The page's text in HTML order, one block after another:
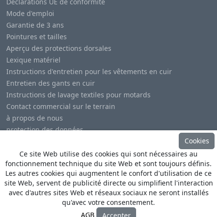
Mode d'emploi
Garantie de 3 ans
Pointures et tailles
Aperçu des protections dorsales
Lexique matériel
Instructions d'entretien pour les vêtements en cuir
Entretien des gants en cuir
Instructions de lavage textiles pour motards
Contact commercial sur le terrain
à propos de nous
protection des données
© CopyrightHeino Büse MX Import GmbH. All Rights
Reserved
Cookies
Ce site Web utilise des cookies qui sont nécessaires au
fonctionnement technique du site Web et sont toujours définis.
Les autres cookies qui augmentent le confort d'utilisation de ce
site Web, servent de publicité directe ou simplifient l'interaction
avec d'autres sites Web et réseaux sociaux ne seront installés
qu'avec votre consentement.
AGB